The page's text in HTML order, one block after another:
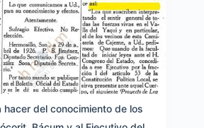
hacer del conocimiento de los